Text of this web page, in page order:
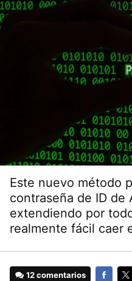
Este nuevo método
contraseña de ID de
extendiendo por
realmente fácil caer
12 comentarios